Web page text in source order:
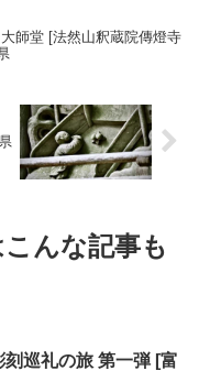
師堂 [法然山釈蔵院傳燈寺
んな記事も
刻巡礼の旅 第一弾 [富